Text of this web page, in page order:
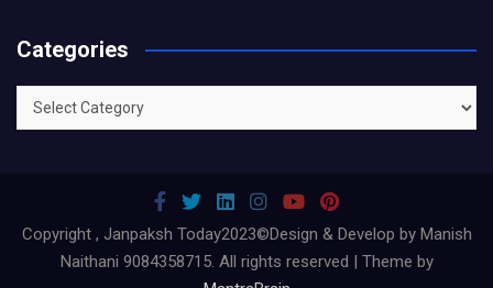
Categories
Categories
Copyright , Janpaksh Today2023©Design & Develop by Manish
Naithani 9084358715. All rights reserved | Theme by